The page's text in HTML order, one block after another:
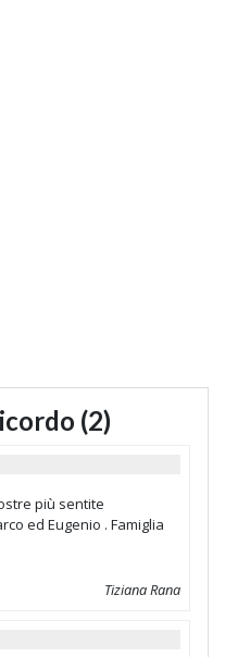
(2)
più sentite
ed Eugenio . Famiglia
Tiziana Rana